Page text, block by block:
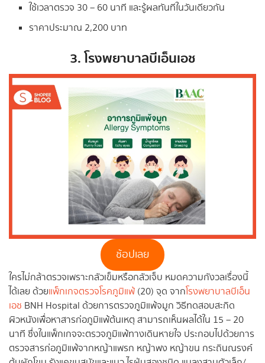
ใช้เวลาตรวจ 30 – 60 นาที และรู้ผลทันทีในวันเดียวกัน
ราคาประมาณ 2,200 บาท
3. โรงพยาบาลบีเอ็นเอช
ช้อปเลย
ใครไม่กล้าตรวจเพราะกลัวเข็มหรือกลัวเจ็บ หมดความกังวลเรื่องนี้
ได้เลย ด้วยแพ็กเกจตรวจโรคภูมิแพ้ (20) จุด จากโรงพยาบาลบีเอ็น
เอช BNH Hospital ด้วยการตรวจภูมิแพ้จมูก วิธีทดสอบสะกิด
ผิวหนังเพื่อหาสารก่อภูมิแพ้ต้นเหตุ สามารถเห็นผลได้ใน 15 – 20
นาที ซึ่งในแพ็กเกจจะตรวจภูมิแพ้ทางเดินหายใจ ประกอบไปด้วยการ
ตรวจสารก่อภูมิแพ้จากหญ้าแพรก หญ้าพง หญ้าขน กระถินณรงค์